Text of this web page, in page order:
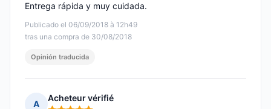
Publicado el 06/09/2018 à 12h49
tras una compra de 30/08/2018
Entrega rápida y muy cuidada.
Opinión traducida
A
Acheteur vérifié